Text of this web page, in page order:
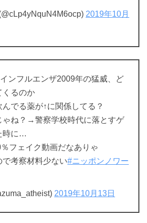
2019年10月
ンフルエンザ2009年の猛威、ど
くるのか
でる薬が↑に関係してる？
ゃね？→警察学校時代に落とすゲ
時に…
フェイク動画だなありゃ
で考察材料少ない#ニッポンノワー
2019年10月13日